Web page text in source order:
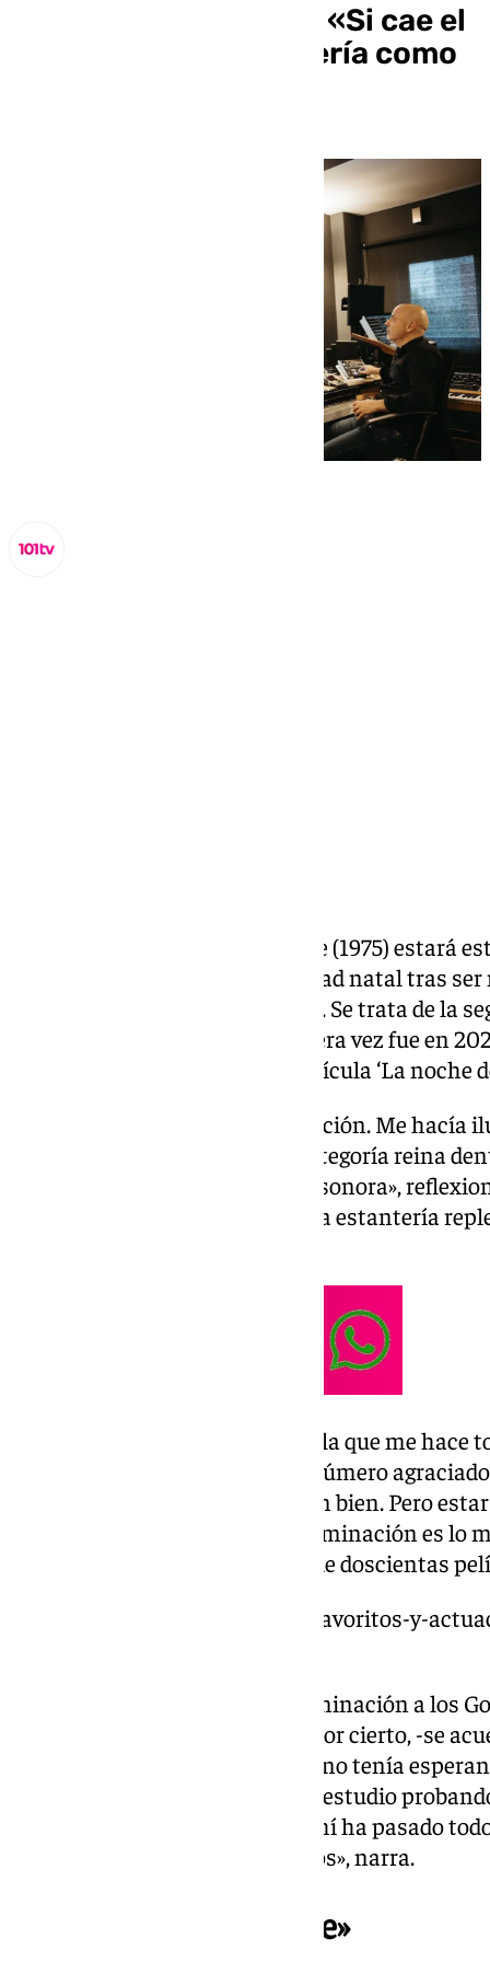
nominado a los Goya: «Si cae el
número agraciado, sería como
El granadino Sergio de la Puente (1975) estará
Palacio de Congresos de su ciudad natal tras
sonora de ‘Verano en diciembre’. Se trata de la
aspira a este galardón. La primera vez fue en
‘Nana de las dos lunas’, de la película ‘La noche
«La primera vez fue a mejor canción. Me hacía
bandas sonoras, entonces la categoría reina
música original, o sea la banda sonora»,
atiende a 101 Televisión con una estantería
El compositor dice que «esta es la que me
«Encima en Granada. Si cae el número
preparándolo hubiese salido tan bien. Pero
cine siempre decimos que la nominación es lo
nominados han salido de más de doscientas
https://www.101tv.es/horario-favoritos-y-
De la Puente se enteró de la nominación a los
su estudio. Un micrófono que, por cierto, -se
nunca llegó a probar. «Este año no tenía
las nominaciones. Estaba en el estudio
empezó a echar humo. Desde ahí ha pasado
llevamos toda la vida nominados», narra.
«Es muy emocionante»